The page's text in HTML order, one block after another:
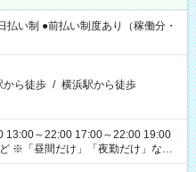
い制 ●前払い制度あり（稼働分・
から徒歩 / 横浜駅から徒歩
13:00～22:00 17:00～22:00 19:00
ど